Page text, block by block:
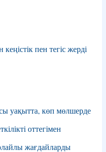
пен тегіс жерді
уақытта, көп мөлшерде
оттегімен
жағдайларды